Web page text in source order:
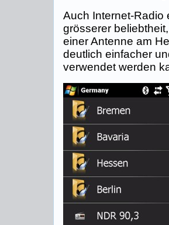
Auch Internet-Radio
grösserer
einer Antenne am
deutlich einfacher
verwendet werden